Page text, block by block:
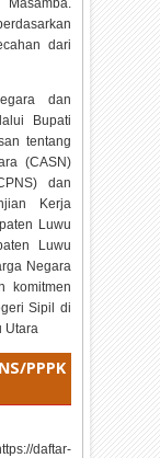
dari
dan
Bupati
tentang
(CASN)
dan
Kerja
Luwu
Luwu
Negara
komitmen
Sipil di
Utara
PPPK
daftar-